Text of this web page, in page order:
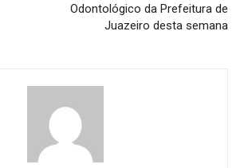
Odontológico da Prefeitura de
Juazeiro desta semana